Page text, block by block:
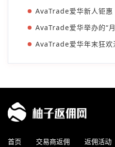
AvaTrade爱华新人钜惠
首页 交易商返佣 返佣活动